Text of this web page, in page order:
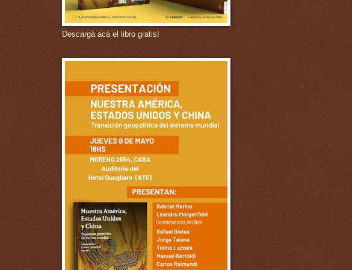
Descargá acá el libro gratis!